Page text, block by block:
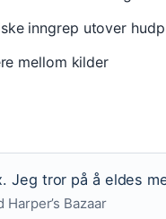
inngrep utover
mellom kilder
Jeg tror på å eldes
Bazaar